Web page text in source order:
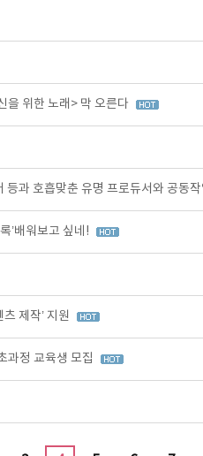
을 위한 노래> 막 오른다
과 호흡맞춘 유명 프로듀서와 공동작
’배워보고 싶네!
제작’ 지원
과정 교육생 모집